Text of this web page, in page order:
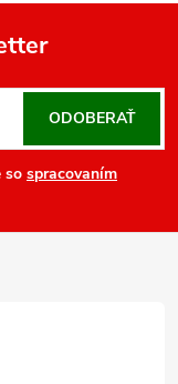
so spracovaním
ODOBERAŤ